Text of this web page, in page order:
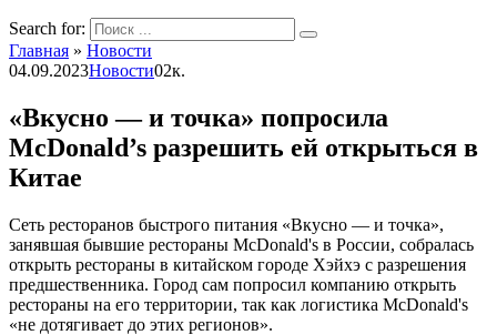
Search for:
Главная » Новости
04.09.2023Новости02к.
«Вкусно — и точка» попросила
McDonald’s разрешить ей открыться в
Китае
Сеть ресторанов быстрого питания «Вкусно — и точка»,
занявшая бывшие рестораны McDonald's в России, собралась
открыть рестораны в китайском городе Хэйхэ с разрешения
предшественника. Город сам попросил компанию открыть
рестораны на его территории, так как логистика McDonald's
«не дотягивает до этих регионов».